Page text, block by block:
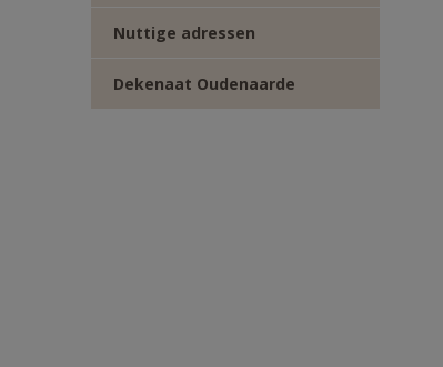
Nuttige adressen
Dekenaat Oudenaarde